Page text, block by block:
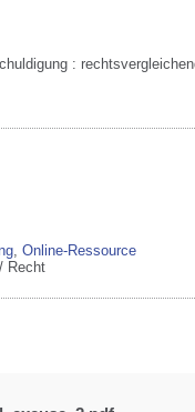
:
, Online-Ressource
Recht